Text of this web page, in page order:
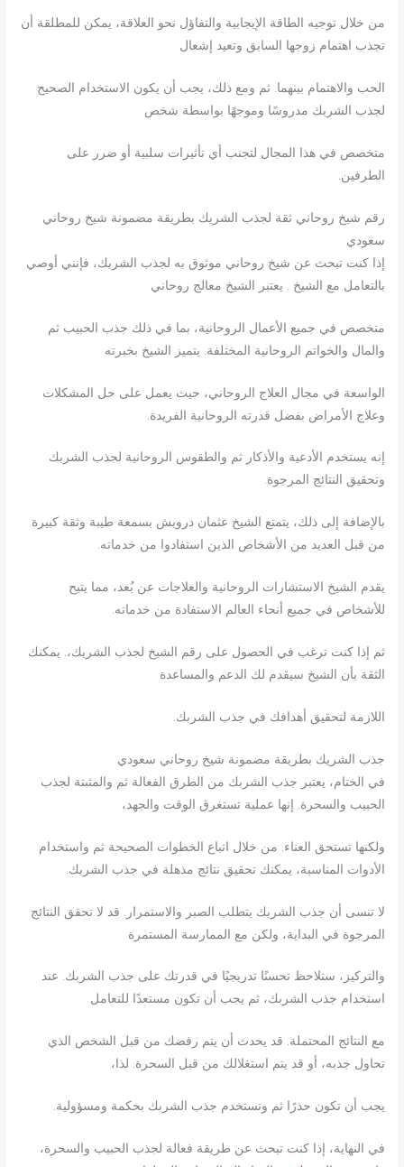
من خلال توجيه الطاقة الإيجابية والتفاؤل نحو العلاقة، يمكن للمطلقة أن
تجذب اهتمام زوجها السابق وتعيد إشعال
الحب والاهتمام بينهما. ثم ومع ذلك، يجب أن يكون الاستخدام الصحيح
لجذب الشربك مدروسًا وموجهًا بواسطة شخص
متخصص في هذا المجال لتجنب أي تأثيرات سلبية أو ضرر على
الطرفين.
رقم شيخ روحاني ثقة لجذب الشريك بطريقة مضمونة شيخ روحاني
سعودي
إذا كنت تبحث عن شيخ روحاني موثوق به لجذب الشربك، فإنني أوصي
بالتعامل مع الشيخ . يعتبر الشيخ معالج روحاني
متخصص في جميع الأعمال الروحانية، بما في ذلك جذب الحبيب ثم
والمال والخواتم الروحانية المختلفة. يتميز الشيخ بخبرته
الواسعة في مجال العلاج الروحاني، حيث يعمل على حل المشكلات
وعلاج الأمراض بفضل قدرته الروحانية الفريدة.
إنه يستخدم الأدعية والأذكار ثم والطقوس الروحانية لجذب الشربك
وتحقيق النتائج المرجوة.
بالإضافة إلى ذلك، يتمتع الشيخ عثمان درويش بسمعة طيبة وثقة كبيرة
من قبل العديد من الأشخاص الذين استفادوا من خدماته.
يقدم الشيخ الاستشارات الروحانية والعلاجات عن بُعد، مما يتيح
للأشخاص في جميع أنحاء العالم الاستفادة من خدماته.
ثم إذا كنت ترغب في الحصول على رقم الشيخ لجذب الشربك،. يمكنك
الثقة بأن الشيخ سيقدم لك الدعم والمساعدة
اللازمة لتحقيق أهدافك في جذب الشربك.
جذب الشريك بطريقة مضمونة شيخ روحاني سعودي
في الختام، يعتبر جذب الشربك من الطرق الفعالة ثم والمثبتة لجذب
الحبيب والسحرة. إنها عملية تستغرق الوقت والجهد،
ولكنها تستحق العناء. من خلال اتباع الخطوات الصحيحة ثم واستخدام
الأدوات المناسبة، يمكنك تحقيق نتائج مذهلة في جذب الشربك.
لا تنسى أن جذب الشربك يتطلب الصبر والاستمرار. قد لا تحقق النتائج
المرجوة في البداية، ولكن مع الممارسة المستمرة
والتركيز، ستلاحظ تحسنًا تدريجيًا في قدرتك على جذب الشربك. عند
استخدام جذب الشربك، ثم يجب أن تكون مستعدًا للتعامل
مع النتائج المحتملة. قد يحدث أن يتم رفضك من قبل الشخص الذي
تحاول جذبه، أو قد يتم استغلالك من قبل السحرة. لذا،
يجب أن تكون حذرًا ثم وتستخدم جذب الشربك بحكمة ومسؤولية.
في النهاية، إذا كنت تبحث عن طريقة فعالة لجذب الحبيب والسحرة،